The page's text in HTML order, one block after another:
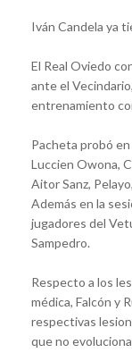
Iván Candela ya
El Real Oviedo
ante el
entrenamiento
Pacheta probó
Luccien Owona,
Aitor Sanz,
Además en la
jugadores del
Sampedro.
Respecto a los
médica, Falcón y
respectivas
que no